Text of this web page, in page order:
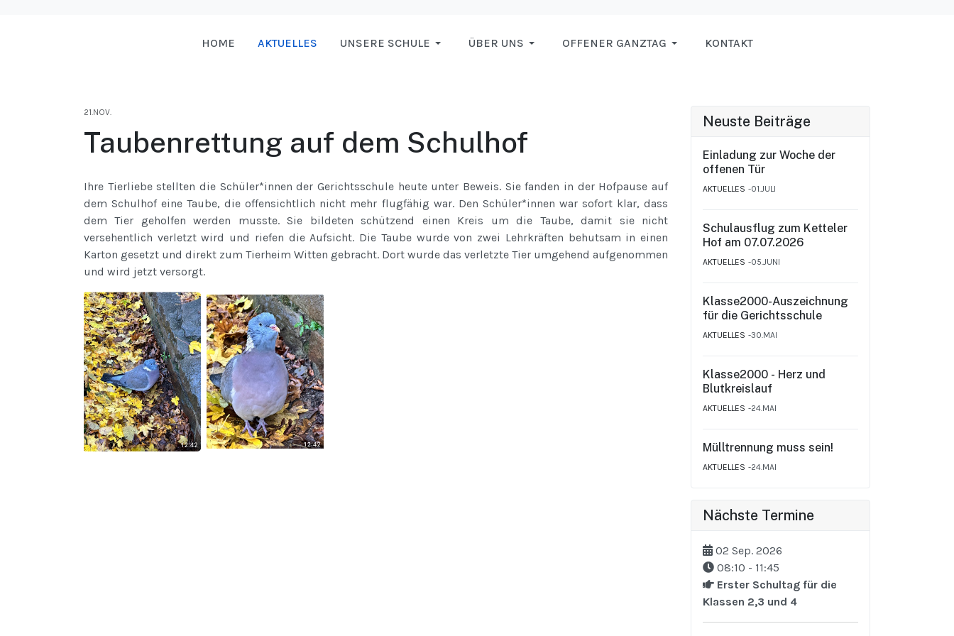
HOME AKTUELLES UNSERE SCHULE ÜBER UNS OFFENER GANZTAG KONTAKT
21.NOV.
Taubenrettung auf dem Schulhof
Ihre Tierliebe stellten die Schüler*innen der Gerichtsschule heute unter Beweis. Sie fanden in der Hofpause auf
dem Schulhof eine Taube, die offensichtlich nicht mehr flugfähig war. Den Schüler*innen war sofort klar, dass
dem Tier geholfen werden musste. Sie bildeten schützend einen Kreis um die Taube, damit sie nicht
versehentlich verletzt wird und riefen die Aufsicht. Die Taube wurde von zwei Lehrkräften behutsam in einen
Karton gesetzt und direkt zum Tierheim Witten gebracht. Dort wurde das verletzte Tier umgehend aufgenommen
und wird jetzt versorgt.
Neuste Beiträge
Einladung zur Woche der
offenen Tür
AKTUELLES 01.JULI
Schulausflug zum Ketteler
Hof am 07.07.2026
AKTUELLES 05.JUNI
Klasse2000-Auszeichnung
für die Gerichtsschule
AKTUELLES 30.MAI
Klasse2000 - Herz und
Blutkreislauf
AKTUELLES 24.MAI
Mülltrennung muss sein!
AKTUELLES 24.MAI
Nächste Termine
02 Sep. 2026
08:10 - 11:45
Erster Schultag für die
Klassen 2,3 und 4